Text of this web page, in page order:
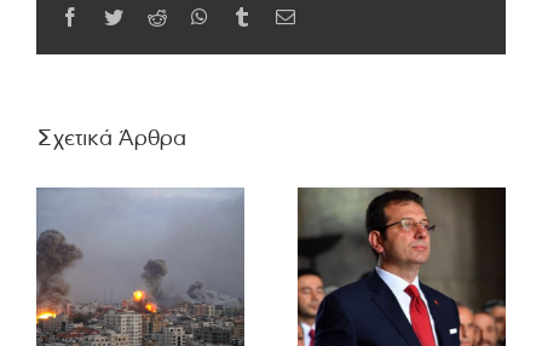
Facebook
TwitterReddit WhatsApp
TumblrEmail
Σχετικά Άρθρα